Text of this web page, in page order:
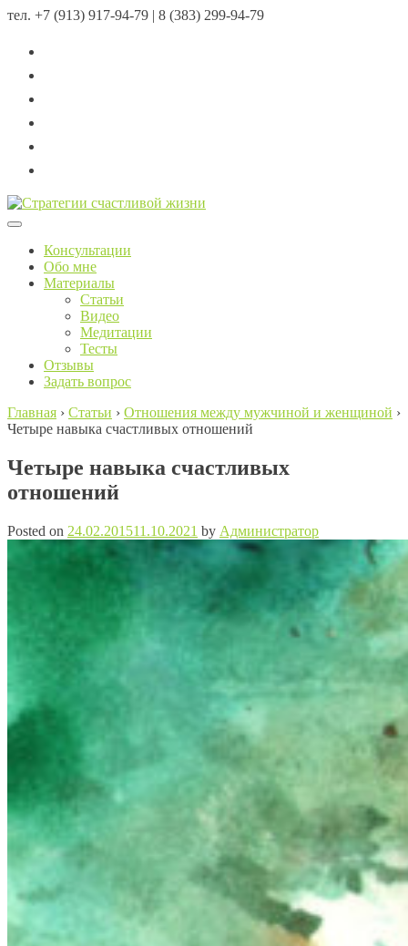
тел. +7 (913) 917-94-79 | 8 (383) 299-94-79
Menu
Консультации
Обо мне
Материалы
Статьи
Видео
Медитации
Тесты
Отзывы
Задать вопрос
Главная › Статьи › Отношения между мужчиной и женщиной ›
Четыре навыка счастливых отношений
Четыре навыка счастливых
отношений
Posted on 24.02.201511.10.2021 by Администратор